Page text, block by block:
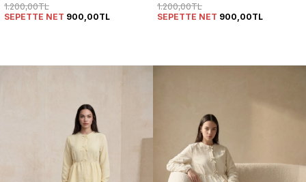
1.200,00TL
SEPETTE NET 900,00TL
1.200,00TL
SEPETTE NET 900,00TL